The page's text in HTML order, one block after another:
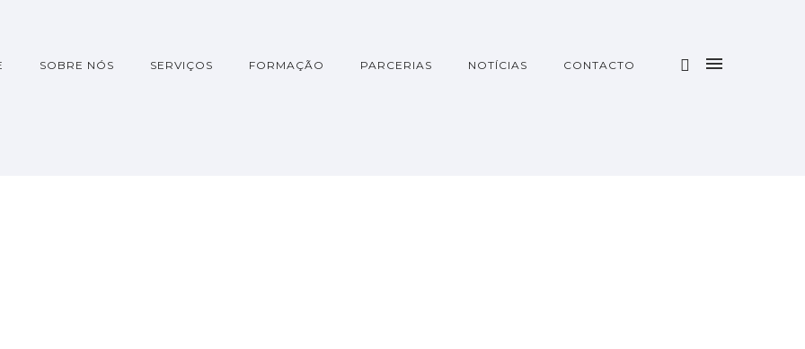
SOBRE NÓS SERVIÇOS FORMAÇÃO PARCERIAS NOTÍCIAS CONTACTO